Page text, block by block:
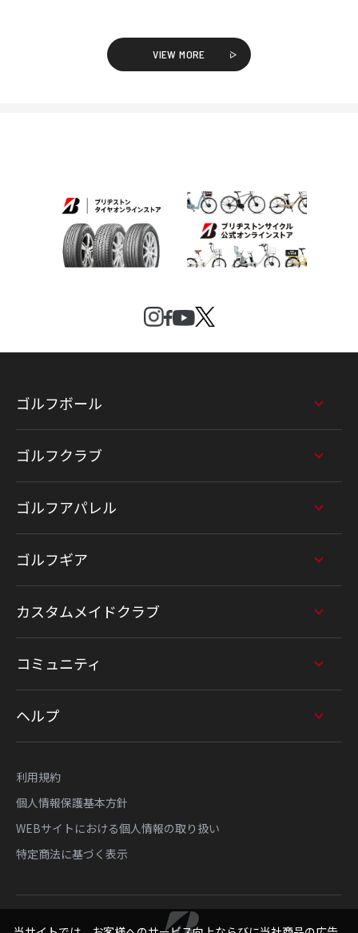
VIEW MORE
ゴルフボール
ゴルフクラブ
ゴルフアパレル
ゴルフギア
カスタムメイドクラブ
コミュニティ
ヘルプ
利用規約
個人情報保護基本方針
WEBサイトにおける個人情報の取り扱い
特定商法に基づく表示